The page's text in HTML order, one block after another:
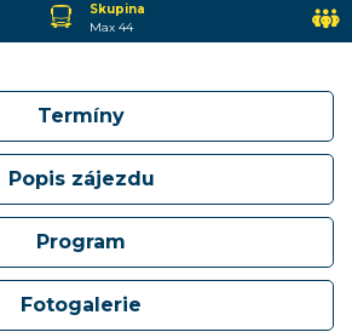
Skupina
Max 44
Termíny
Popis zájezdu
Program
Fotogalerie